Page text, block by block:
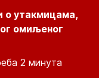
о утакмицама,
омиљеног
2 минута